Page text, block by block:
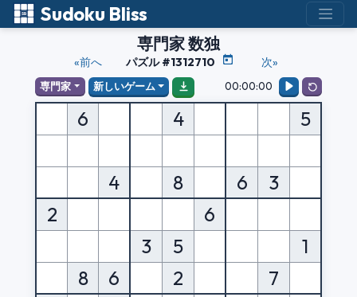
Sudoku Bliss
専門家 数独
«前へ パズル #1312710 次»
専門家 新しいゲーム 00:00:00
6 4 5
4 8 6
3
2
6
3
5
1
8
6 2
7